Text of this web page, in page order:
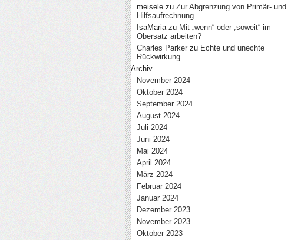
meisele zu Zur Abgrenzung von Primär- und
Hilfsaufrechnung
IsaMariazu Mit „wenn“ oder „soweit“ im
Obersatz arbeiten?
Charles Parker zu Echte und unechte
Rückwirkung
Archiv
November 2024
Oktober 2024
September 2024
August 2024
Juli 2024
Juni 2024
Mai 2024
April 2024
März 2024
Februar 2024
Januar 2024
Dezember 2023
November 2023
Oktober 2023